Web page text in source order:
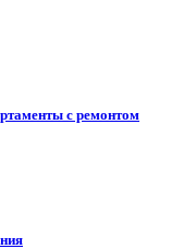
с ремонтом